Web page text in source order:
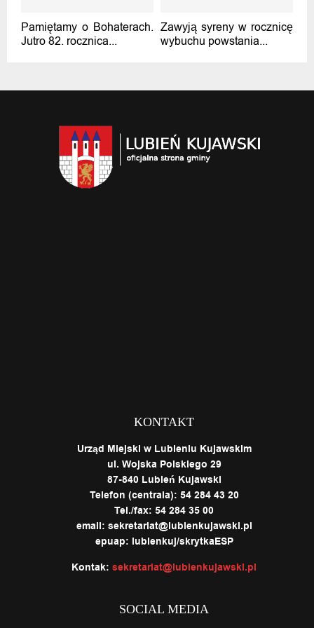
Pamiętamy o Bohaterach.
Jutro 82. rocznica...
Zawyją syreny w rocznicę
wybuchu powstania...
KONTAKT
Urząd Miejski w Lubieniu Kujawskim
ul. Wojska Polskiego 29
87-840 Lubień Kujawski
Telefon (centrala): 54 284 43 20
Tel./fax: 54 284 35 00
email: sekretariat@lubienkujawski.pl
epuap: lubienkuj/skrytkaESP
Kontak: sekretariat@lubienkujawski.pl
SOCIAL MEDIA